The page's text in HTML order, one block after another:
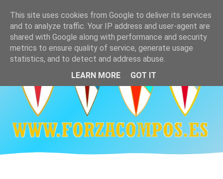
contenido
principal
This site uses cookies from Google to deliver its services
and to analyze traffic. Your IP address and user-agent are
shared with Google along with performance and security
metrics to ensure quality of service, generate usage
statistics, and to detect and address abuse.
LEARN MORE
GOT IT